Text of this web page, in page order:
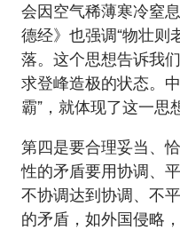
会因空气稀薄寒冷窒
德经》也强调“物壮则
落。这个思想告诉我
求登峰造极的状态。
霸”，就体现了这一思
第四是要合理妥当、
性的矛盾要用协调、
不协调达到协调、不
的矛盾，如外国侵略